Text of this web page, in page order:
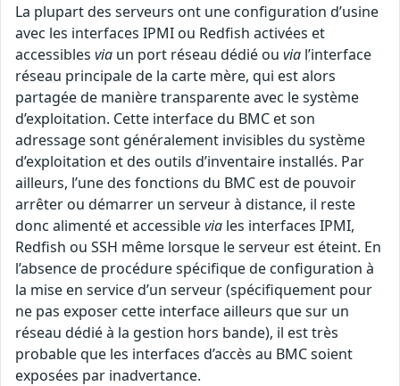
La plupart des serveurs ont une configuration d’usine
avec les interfaces IPMI ou Redfish activées et
accessibles via un port réseau dédié ou via l’interface
réseau principale de la carte mère, qui est alors
partagée de manière transparente avec le système
d’exploitation. Cette interface du BMC et son
adressage sont généralement invisibles du système
d’exploitation et des outils d’inventaire installés. Par
ailleurs, l’une des fonctions du BMC est de pouvoir
arrêter ou démarrer un serveur à distance, il reste
donc alimenté et accessiblevia les interfaces IPMI,
Redfish ou SSH même lorsque le serveur est éteint. En
l’absence de procédure spécifique de configuration à
la mise en service d’un serveur (spécifiquement pour
ne pas exposer cette interface ailleurs que sur un
réseau dédié à la gestion hors bande), il est très
probable que les interfaces d’accès au BMC soient
exposées par inadvertance.